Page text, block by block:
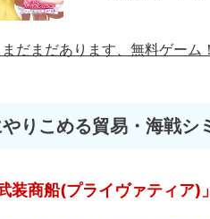
まだまだあります、無料ゲーム！
りこめる貿易・海戦シ
装商船(プライヴァティ